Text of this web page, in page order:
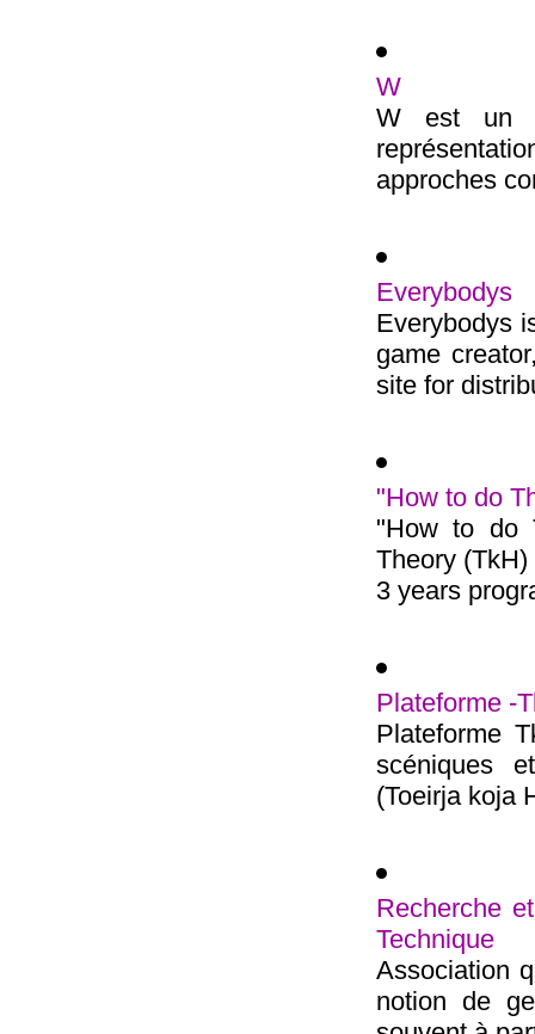
W
W est un
approches
Everybodys
Everybodys
game
site for
"How to do
"How to do
Theory
3 years
Plateforme -
Plateforme
scéniques
(Toeirja koja
Recherche
Technique
Association
notion de